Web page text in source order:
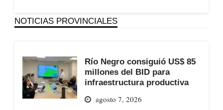
NOTICIAS PROVINCIALES
Río Negro consiguió US$ 85
millones del BID para
infraestructura productiva
agosto 7, 2026